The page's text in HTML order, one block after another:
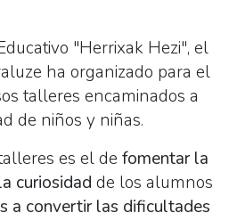
"Herrixak Hezi", el
ha organizado para el
talleres encaminados a
de niños y niñas.
es el de fomentar la
curiosidad de los alumnos
a convertir las dificultades